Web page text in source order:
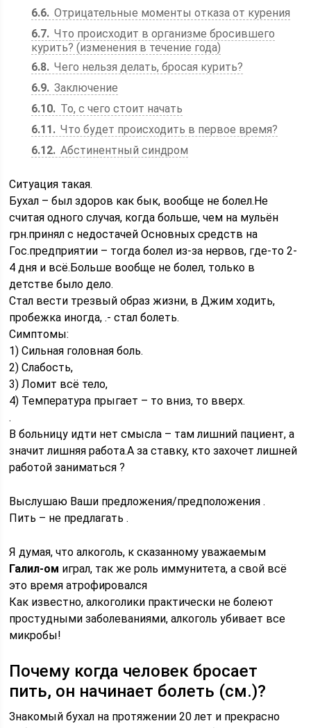
6.6 Отрицательные моменты отказа от курения
6.7 Что происходит в организме бросившего
курить? (изменения в течение года)
6.8 Чего нельзя делать, бросая курить?
6.9 Заключение
6.10
То, с чего стоит начать
6.11
Что будет происходить в первое время?
6.12 Абстинентный синдром
Ситуация такая.
Бухал – был здоров как бык, вообще не болел.Не
считая одного случая, когда больше, чем на мульён
грн.принял с недостачей Основных средств на
Гос.предприятии – тогда болел из-за нервов, где-то 2-
4 дня и всё.Больше вообще не болел, только в
детстве было дело.
Стал вести трезвый образ жизни, в Джим ходить,
пробежка иногда, .- стал болеть.
Симптомы:
1) Сильная головная боль.
2) Слабость,
3) Ломит всё тело,
4) Температура прыгает – то вниз, то вверх.
.
В больницу идти нет смысла – там лишний пациент, а
значит лишняя работа.А за ставку, кто захочет лишней
работой заниматься ?
Выслушаю Ваши предложения/предположения .
Пить – не предлагать .
Я думая, что алкоголь, к сказанному уважаемым
Галил-ом играл, так же роль иммунитета, а свой всё
это время атрофировался
Как известно, алкоголики практически не болеют
простудными заболеваниями, алкоголь убивает все
микробы!
Почему когда человек бросает
пить, он начинает болеть (см.)?
Знакомый бухал на протяжении 20 лет и прекрасно